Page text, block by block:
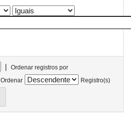
|
Ordenar registros por
Ordenar
Registro(s)